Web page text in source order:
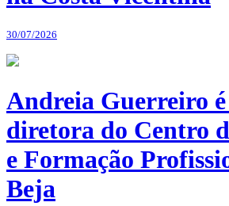
30/07/2026
Andreia Guerreiro
diretora do Centro
e Formação
Beja